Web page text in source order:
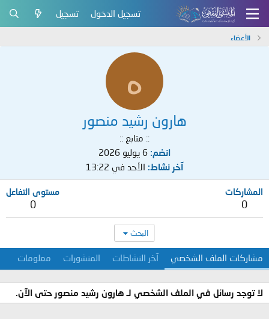
تسجيل الدخول تسجيل
الأعضاء
ه
هارون رشيد منصور
:: متابع ::
انضم 6 يوليو 2026
آخر نشاط الأحد في 13:22
المشاركات
0
مستوى التفاعل
0
البحث
مشاركات الملف الشخصي آخر النشاطات المنشورات معلومات
لا توجد رسائل في الملف الشخصي لـ هارون رشيد منصور حتى الآن.